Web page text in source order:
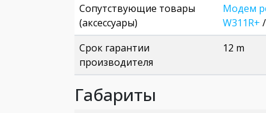
Сопутствующие товары
(аксессуары)
Модем
W311R+ /
Срок гарантии
производителя
12 m
Габариты